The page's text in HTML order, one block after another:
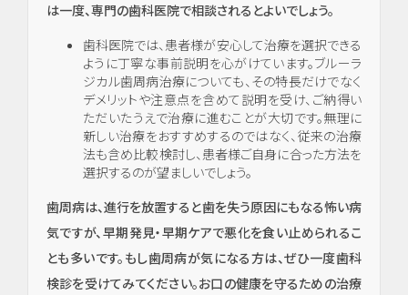
は一度、専門の歯科医院で相談されるとよいでしょう。
歯科医院では、患者様が安心して治療を選択できる
ように丁寧な事前説明を心がけています。ブルーラ
ジカル歯周病治療についても、その特長だけでなく
デメリットや注意点を含めて説明を受け、ご納得い
ただいたうえで治療に進むことが大切です。無理に
新しい治療をおすすめするのではなく、従来の治療
法も含め比較検討し、患者様ご自身に合った方法を
選択するのが望ましいでしょう。
歯周病は、進行を放置すると歯を失う原因にもなる怖い病
気ですが、早期発見・早期ケアで悪化を食い止められるこ
とも多いです。もし歯周病が気になる方は、ぜひ一度歯科
検診を受けてみてください。お口の健康を守るための治療